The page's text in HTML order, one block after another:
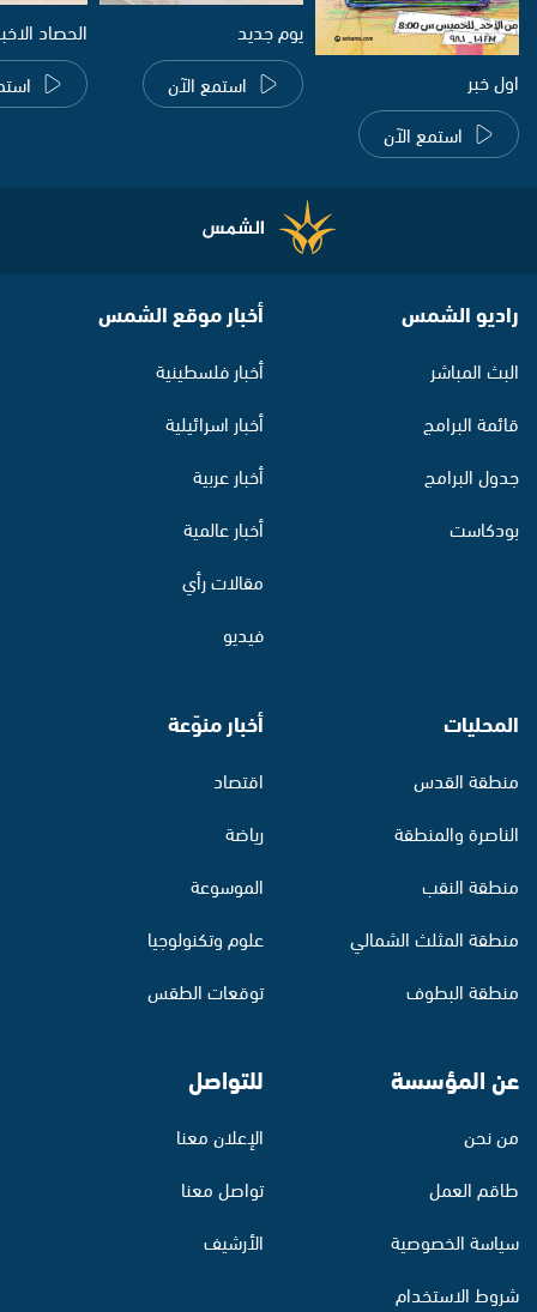
اول خبر
استمع الآن
يوم جديد
استمع الآن
الحصاد
راديو الشمس
البث المباشر
قائمة البرامج
جدول البرامج
بودكاست
أخبار موقع الشمس
أخبار فلسطينية
أخبار اسرائيلية
أخبار عربية
أخبار عالمية
مقالات رأي
فيديو
المحليات
منطقة القدس
الناصرة والمنطقة
منطقة النقب
منطقة المثلث الشمالي
منطقة البطوف
أخبار منوّعة
اقتصاد
رياضة
الموسوعة
علوم وتكنولوجيا
توقعات الطقس
عن المؤسسة
من نحن
طاقم العمل
سياسة الخصوصية
شروط الاستخدام
للتواصل
الإعلان معنا
تواصل معنا
الأرشيف